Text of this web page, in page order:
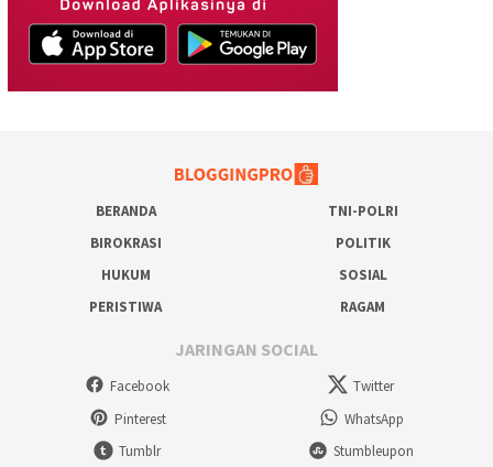
BERANDA
TNI-POLRI
BIROKRASI
POLITIK
HUKUM
SOSIAL
PERISTIWA
RAGAM
JARINGAN SOCIAL
Facebook
Twitter
Pinterest
WhatsApp
Tumblr
Stumbleupon